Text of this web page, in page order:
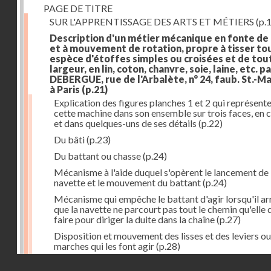
PAGE DE TITRE
SUR L'APPRENTISSAGE DES ARTS ET MÉTIERS
Description d'un métier mécanique en fonte
et à mouvement de rotation, propre à tisser
espèce d'étoffes simples ou croisées et de
largeur, en lin, coton, chanvre, soie, laine, etc.
DEBERGUE, rue de l'Arbalète, n° 24, faub. St.-
à Paris (p.21)
Explication des figures planches 1 et 2 qui
cette machine dans son ensemble sur trois faces, en
et dans quelques-uns de ses détails (p.22)
Du bâti(p.23)
Du battant ou chasse(p.24)
Mécanisme à l'aide duquel s'opèrent le lancement de
navette et le mouvement du battant(p.24)
Mécanisme qui empêche le battant d'agir lorsqu'il
que la navette ne parcourt pas tout le chemin qu'elle
faire pour diriger la duite dans la chaîne(p.27)
Disposition et mouvement des lisses et des leviers ou
marches qui les font agir(p.28)